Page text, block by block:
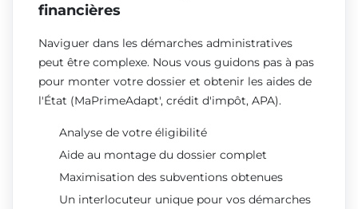
financières
Naviguer dans les démarches administratives
peut être complexe. Nous vous guidons pas à pas
pour monter votre dossier et obtenir les aides de
l'État (MaPrimeAdapt', crédit d'impôt, APA).
Analyse de votre éligibilité
Aide au montage du dossier complet
Maximisation des subventions obtenues
Un interlocuteur unique pour vos démarches